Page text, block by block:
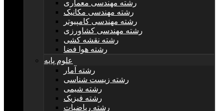
رشته مهندسی معماری
رشته مهندسی مکانیک
رشته مهندسی کامپیوتر
رشته مهندسی کشاورزی
رشته نقشه کشی
رشته هوا فضا
علوم پایه
رشته آمار
رشته زیست شناسی
رشته شیمی
رشته فیزیک
رشته ریاضیات